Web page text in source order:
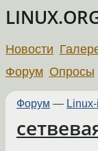
Новости
Форум Опросы
Форум — Linux-